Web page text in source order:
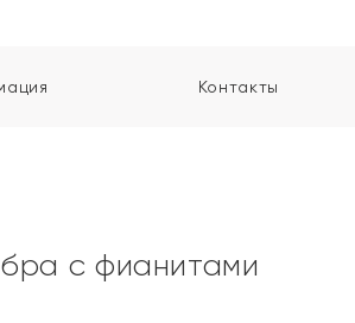
Контакты
с фианитами